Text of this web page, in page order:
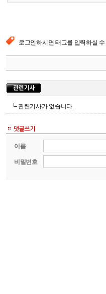
로그인하시면 태그를 입력하실 수
관련기사가 없습니다.
이름
비밀번호